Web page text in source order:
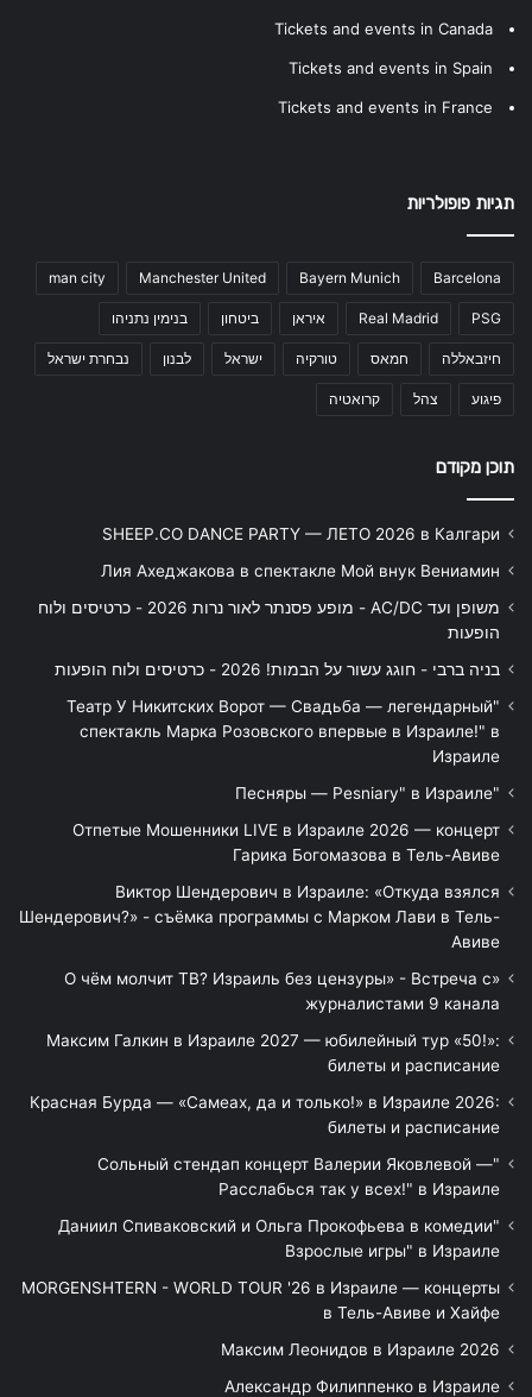
Tickets and events in Canada
Tickets and events in Spain
Tickets and events in France
תגיות פופולריות
Barcelona
Bayern Munich
Manchester United
man city
PSG
Real Madrid איראן ביטחון בנימין נתניהו
חיזבאללה חמאס טורקיה ישראל לבנון נבחרת ישראל
פיגוע צהל קרואטיה
תוכן מקודם
SHEEP.CO DANCE PARTY — ЛЕТО 2026 в Калгари
Лия Ахеджакова в спектакле Мой внук Вениамин
משופן ועד AC/DC - מופע פסנתר לאור נרות 2026 - כרטיסים ולוח
הופעות
בניה ברבי - חוגג עשור על הבמות! 2026 - כרטיסים ולוח הופעות
"Театр У Никитских Ворот — Свадьба — легендарный
спектакль Марка Розовского впервые в Израиле!" в
Израиле
"Песняры — Pesniary" в Израиле
Отпетые Мошенники LIVE в Израиле 2026 — концерт
Гарика Богомазова в Тель-Авиве
Виктор Шендерович в Израиле: «Откуда взялся
Шендерович?» - съёмка программы с Марком Лави в Тель-
Авиве
«О чём молчит ТВ? Израиль без цензуры» - Встреча с
журналистами 9 канала
Максим Галкин в Израиле 2027 — юбилейный тур «50!»:
билеты и расписание
Красная Бурда — «Самеах, да и только!» в Израиле 2026:
билеты и расписание
"Сольный стендап концерт Валерии Яковлевой —
Расслабься так у всех!" в Израиле
"Даниил Спиваковский и Ольга Прокофьева в комедии
Взрослые игры" в Израиле
MORGENSHTERN - WORLD TOUR '26 в Израиле — концерты
в Тель-Авиве и Хайфе
Максим Леонидов в Израиле 2026
Александр Филиппенко в Израиле